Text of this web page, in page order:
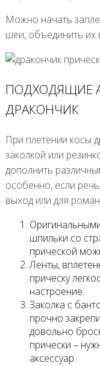
Можно начать
шеи, объединить их
ПОДХОДЯЩИЕ
ДРАКОНЧИК
При плетении косы
заколкой или
дополнить
особенно, если
выход или для
шпильки со
прической
Ленты,
прическу
настроение.
Заколка с
прочно
довольно
прически –
аксессуар.